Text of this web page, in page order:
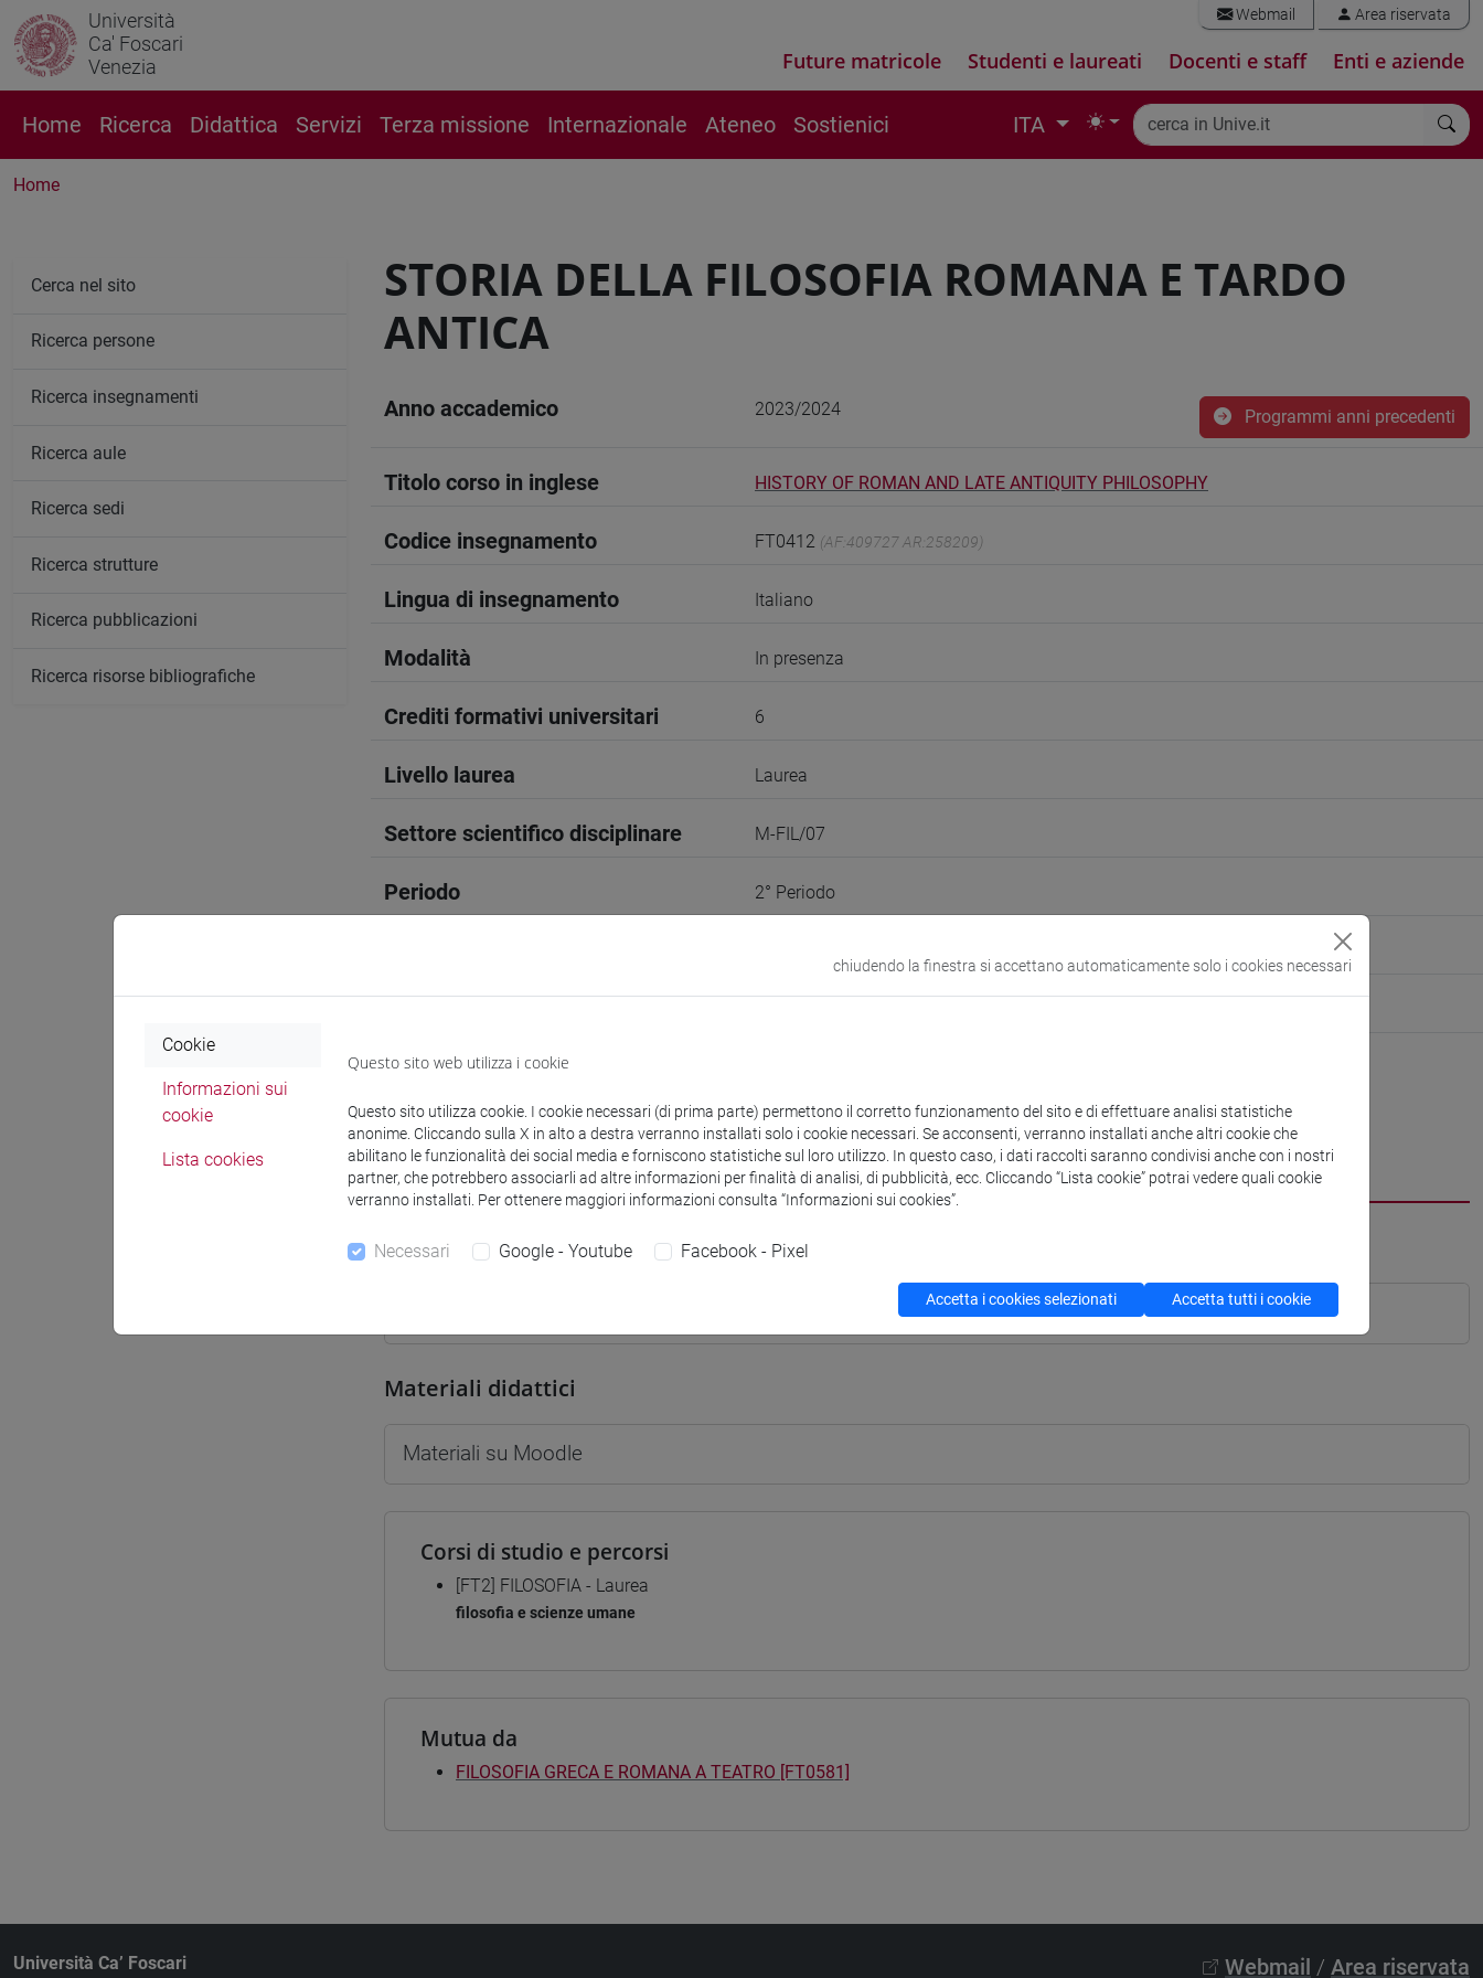
Università
Ca' Foscari
Venezia
Webmail Area riservata
Future matricole Studenti e laureati Docenti e staff Enti e aziende
Home Ricerca Didattica Servizi Terza missione Internazionale Ateneo Sostienici ITA
Home
STORIA DELLA FILOSOFIA ROMANA E TARDO
ANTICA
Anno accademico 2023/2024 Programmi anni precedenti
Titolo corso in inglese HISTORY OF ROMAN AND LATE ANTIQUITY PHILOSOPHY
Codice insegnamento FT0412 (AF:409727 AR:258209)
Lingua di insegnamento Italiano
Modalità In presenza
Crediti formativi universitari 6
Livello laurea Laurea
Settore scientifico disciplinare M-FIL/07
Periodo 2° Periodo
Docenti e corsi di laurea Programma
Docenti
Materiali didattici
Materiali su Moodle
Corsi di studio e percorsi
[FT2] FILOSOFIA - Laurea
filosofia e scienze umane
Mutua da
FILOSOFIA GRECA E ROMANA A TEATRO [FT0581]
Cerca nel sito
Ricerca persone
Ricerca insegnamenti
Ricerca aule
Ricerca sedi
Ricerca strutture
Ricerca pubblicazioni
Ricerca risorse bibliografiche
Università Ca’ Foscari Webmail / Area riservata
chiudendo la finestra si accettano automaticamente solo i cookies necessari
Cookie
Informazioni sui
cookie
Lista cookies
Questo sito web utilizza i cookie
Questo sito utilizza cookie. I cookie necessari (di prima parte) permettono il corretto funzionamento del sito e di effettuare analisi statistiche
anonime. Cliccando sulla X in alto a destra verranno installati solo i cookie necessari. Se acconsenti, verranno installati anche altri cookie che
abilitano le funzionalità dei social media e forniscono statistiche sul loro utilizzo. In questo caso, i dati raccolti saranno condivisi anche con i nostri
partner, che potrebbero associarli ad altre informazioni per finalità di analisi, di pubblicità, ecc. Cliccando “Lista cookie” potrai vedere quali cookie
verranno installati. Per ottenere maggiori informazioni consulta “Informazioni sui cookies”.
Necessari Google - Youtube Facebook - Pixel
Accetta i cookies selezionati Accetta tutti i cookie